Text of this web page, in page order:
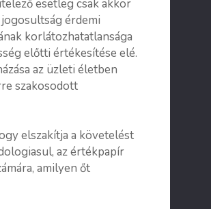
esetleg csak akkor
érdemi
korlátozhatatlansága
előtti értékesítése elé.
az üzleti életben
szakosodott
elszakítja a követelést
az értékpapír
amilyen őt